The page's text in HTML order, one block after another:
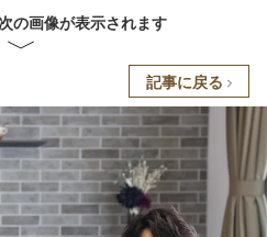
の画像が表示されます
記事に戻る